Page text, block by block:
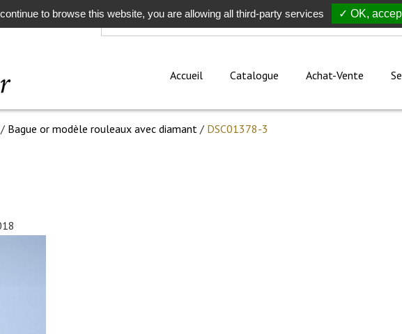
Rechercher
Accueil Catalogue Achat-Vente
/ Bague or modèle rouleaux avec diamant / DSC01378-3
to browse this website, you are allowing all third-party services ✓ OK,